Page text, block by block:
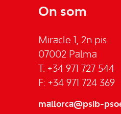
On som
Miracle 1, 2n pis
07002 Palma
T: +34 971 727 544
F: +34 971 724 369
mallorca@psib-